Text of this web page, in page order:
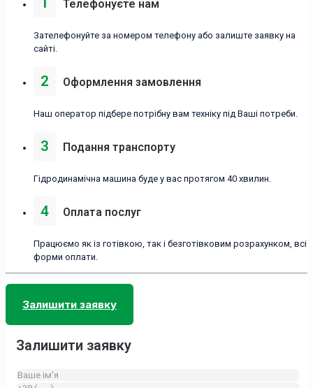
Телефонуєте нам
Зателефонуйте за номером телефону або залиште заявку на
сайті.
2 Оформлення замовлення
Наш оператор підбере потрібну вам техніку під Ваші потреби.
3 Подання транспорту
Гідродинамічна машина буде у вас протягом 40 хвилин.
4 Оплата послуг
Працюємо як із готівкою, так і безготівковим розрахунком, всі
форми оплати.
Залишити заявку
Залишити заявку